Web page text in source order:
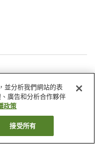
販賣機
洗衣房
並分析我們網站的表
廣告和分析合作夥伴
政策
接受所有